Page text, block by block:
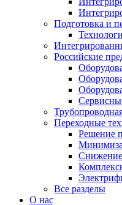
Подготовка и
Российские
Переходные
Решение
Снижение
Все разделы
О нас